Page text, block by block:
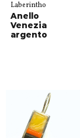
Laberintho
Anello
Venezia
argento